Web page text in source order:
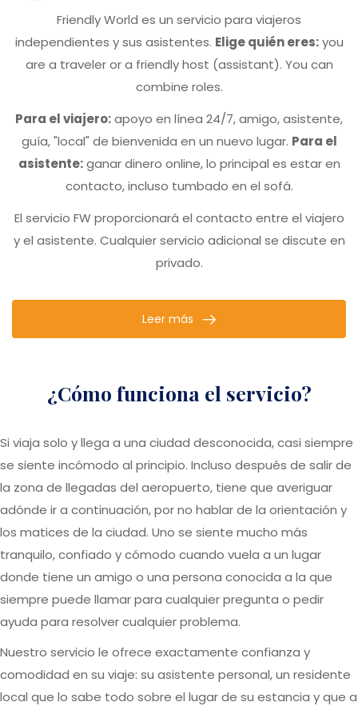
Friendly World es un servicio para viajeros
independientes y sus asistentes. Elige quién eres:you
are a traveler or a friendly host (assistant). You can
combine roles.
Para el viajero:apoyo en línea 24/7, amigo, asistente,
guía, "local" de bienvenida en un nuevo lugar. Para el
asistente:ganar dinero online, lo principal es estar en
contacto, incluso tumbado en el sofá.
El servicio FW proporcionará el contacto entre el viajero
y el asistente. Cualquier servicio adicional se discute en
privado.
Leer más
¿cómo funciona el servicio?
Si viaja solo y llega a una ciudad desconocida, casi siempre
se siente incómodo al principio. Incluso después de salir de
la zona de llegadas del aeropuerto, tiene que averiguar
adónde ir a continuación, por no hablar de la orientación y
los matices de la ciudad. Uno se siente mucho más
tranquilo, confiado y cómodo cuando vuela a un lugar
donde tiene un amigo o una persona conocida a la que
siempre puede llamar para cualquier pregunta o pedir
ayuda para resolver cualquier problema.
Nuestro servicio le ofrece exactamente confianza y
comodidad en su viaje: su asistente personal, un residente
local que lo sabe todo sobre el lugar de su estancia y que a